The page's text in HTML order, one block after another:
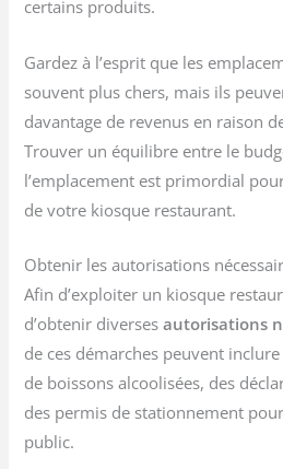
certains produits.
Gardez à l’esprit que les
souvent plus chers, mais ils
davantage de revenus en raison
Trouver un équilibre entre le
l’emplacement est primordial
de votre kiosque restaurant.
Obtenir les autorisations
Afin d’exploiter un kiosque
d’obtenir diversesautorisations
de ces démarches peuvent
de boissons alcoolisées, des
des permis de stationnement
public.